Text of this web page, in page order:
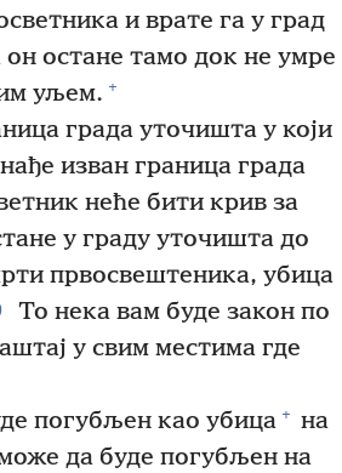
и врате га у град
остане тамо док не умре
уљем. +
града уточишта у који
изван граница града
неће бити крив за
у граду уточишта до
првосвештеника, убица
То нека вам буде закон по
у свим местима где
погубљен као убица + на
да буде погубљен на